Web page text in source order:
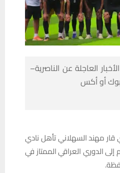
العاجلة عن الناصرية–
أو أكس
مهند السهلاني تأهل نادي
الدوري العراقي الممتاز في